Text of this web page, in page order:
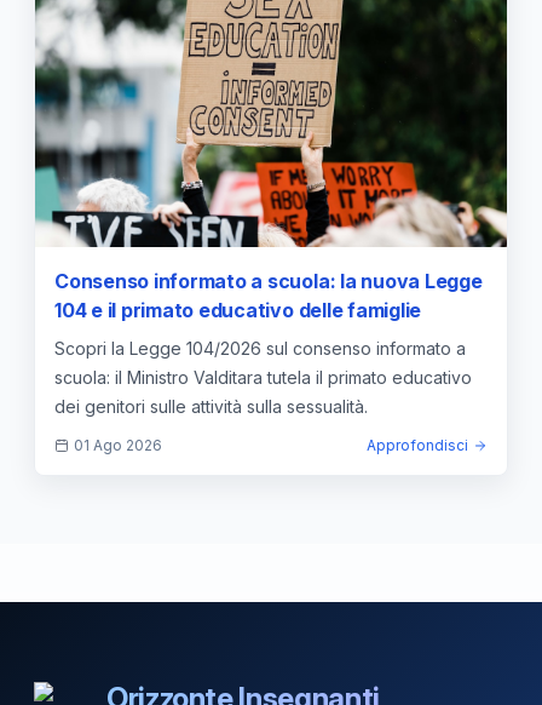
Consenso informato a scuola: la nuova Legge
104 e il primato educativo delle famiglie
Scopri la Legge 104/2026 sul consenso informato a
scuola: il Ministro Valditara tutela il primato educativo
dei genitori sulle attività sulla sessualità.
01 Ago 2026 Approfondisci